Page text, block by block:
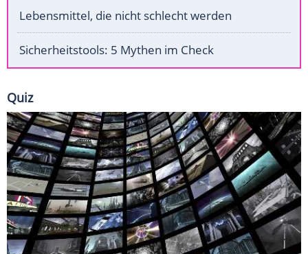
Lebensmittel, die nicht schlecht werden
Sicherheitstools: 5 Mythen im Check
Quiz